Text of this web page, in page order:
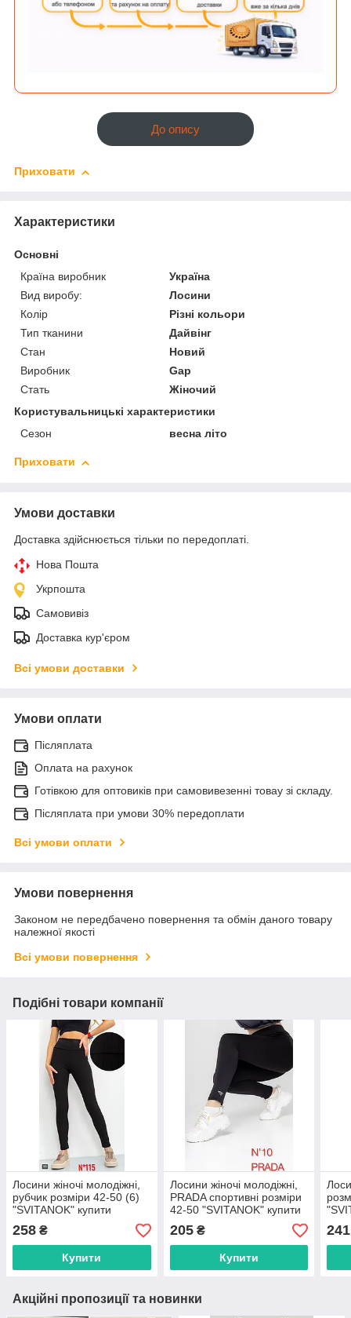
До опису
Приховати
Характеристики
Основні
Країна виробник
Україна
Вид виробу:
Лосини
Колір
Різні кольори
Тип тканини
Дайвінг
Стан
Новий
Виробник
Gap
Стать
Жіночий
Користувальницькі характеристики
Сезон
весна літо
Приховати
Умови доставки
Доставка здійснюється тільки по передоплаті.
Нова Пошта
Укрпошта
Самовивіз
Доставка кур'єром
Всі умови доставки
Умови оплати
Післяплата
Оплата на рахунок
Готівкою для оптовиків при самовивезенні товау зі складу.
Післяплата при умови 30% передоплати
Всі умови оплати
Умови повернення
Законом не передбачено повернення та обмін даного товару
належної якості
Всі умови повернення
Подібні товари компанії
Лосини жіночі молодіжні,
рубчик розміри 42-50 (6)
"SVITANOK" купити
постачальника
258 ₴
Купити
Лосини жіночі молодіжні,
PRADA спортивні розміри
42-50 "SVITANOK" купити
постачальника
205₴
Купити
241
Акційні пропозиції та новинки